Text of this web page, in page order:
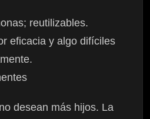
reutilizables.
eficacia y algo difíciles
desean más hijos. La